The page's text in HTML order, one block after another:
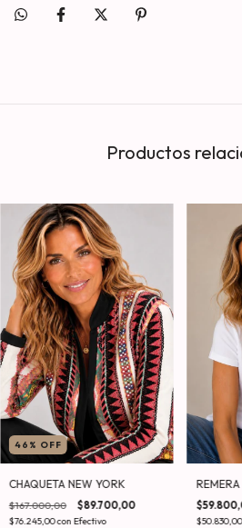
Productos
46 % OFF
CHAQUETA NEW YORK
$167.000,00 $89.700,00
$76.245,00con Efectivo